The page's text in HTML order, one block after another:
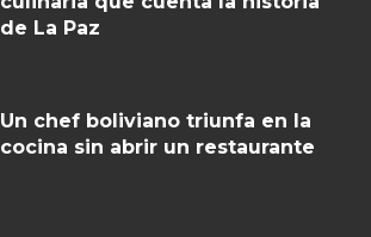
de La Paz
Un chef boliviano triunfa en la
cocina sin abrir un restaurante